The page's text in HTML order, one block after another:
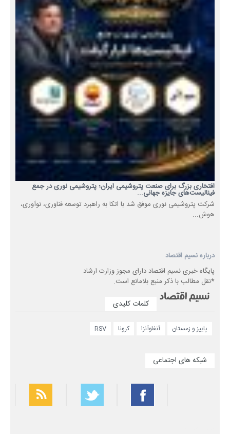
افتخاری بزرگ برای صنعت پتروشیمی ایران؛ پتروشیمی نوری در جمع
فینالیست‌های جایزه جهانی...
شرکت پتروشیمی نوری موفق شد با اتکا به راهبرد توسعه فناوری، نوآوری،
هوش...
درباره نسیم اقتصاد
پایگاه خبری نسیم اقتصاد دارای مجوز وزارت ارشاد
*نقل مطالب با ذکر منبع بلامانع است.
کلمات کلیدی
پاییز و زمستان آنفلوآنزا کرونا RSV
شبکه های اجتماعی